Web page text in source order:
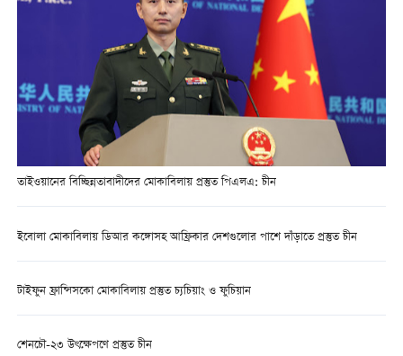
তাইওয়ানের বিচ্ছিন্নতাবাদীদের মোকাবিলায় প্রস্তুত পিএলএ: চীন
ইবোলা মোকাবিলায় ডিআর কঙ্গোসহ আফ্রিকার দেশগুলোর পাশে দাঁড়াতে প্রস্তুত চীন
টাইফুন ফ্রান্সিসকো মোকাবিলায় প্রস্তুত চ্যচিয়াং ও ফুচিয়ান
শেনচৌ-২৩ উৎক্ষেপণে প্রস্তুত চীন